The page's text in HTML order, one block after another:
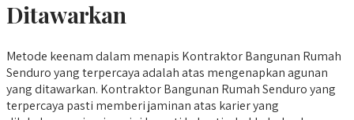
Ditawarkan
Metode keenam dalam menapis Kontraktor Bangunan Rumah
Senduro yang terpercaya adalah atas mengenapkan agunan
yang ditawarkan. Kontraktor Bangunan Rumah Senduro yang
terpercaya pasti memberi jaminan atas karier yang